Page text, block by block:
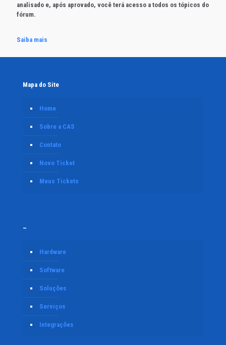
analisado e, após aprovado, você terá acesso a todos os tópicos do
fórum.
Saiba mais
Mapa do Site
Home
Sobre a CAS
Contato
Novo Ticket
Meus Tickets
–
Hardware
Software
Soluções
Serviços
Integrações